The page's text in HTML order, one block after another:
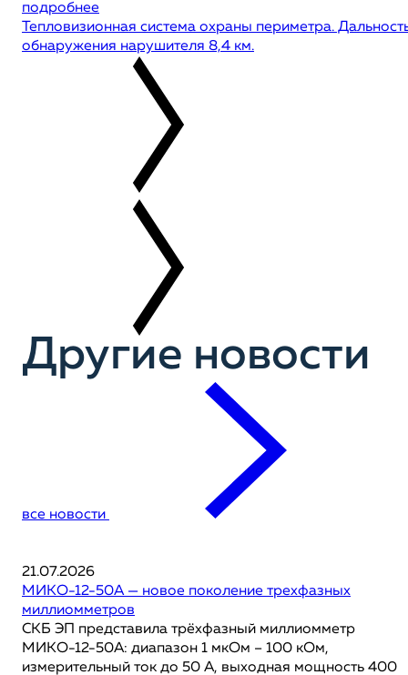
подробнее
Тепловизионная система охраны периметра.
обнаружения нарушителя 8,4 км.
Другие новости
все новости
21.07.2026
МИКО-12-50А — новое поколение трехфазных
миллиомметров
СКБ ЭП представила трёхфазный миллиомметр
МИКО-12-50А: диапазон 1 мкОм – 100 кОм,
измерительный ток до 50 А, выходная мощность 400